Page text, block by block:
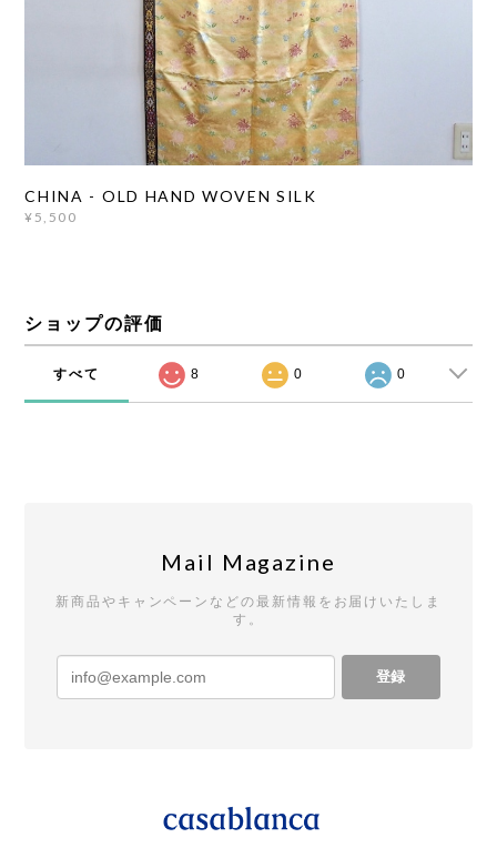
CHINA - OLD HAND WOVEN SILK
¥5,500
ショップの評価
すべて 8 0 0
Mail Magazine
新商品やキャンペーンなどの最新情報をお届けいたしま
す。
登録